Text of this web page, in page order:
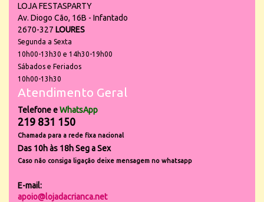
LOJA FESTASPARTY
Av. Diogo Cão, 16B - Infantado
2670-327 LOURES
Segunda a Sexta
10h00-13h30 e 14h30-19h00
Sábados e Feriados
10h00-13h30
Atendimento Geral
Telefone eWhatsApp
219 831 150
Chamada para a rede fixa nacional
Das 10h às 18h Seg a Sex
Caso não consiga ligação deixe mensagem no whatsapp
E-mail:
apoio@lojadacrianca.net